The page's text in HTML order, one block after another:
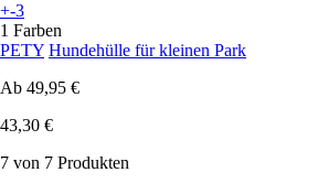
+-3
1 Farben
PETY Hundehülle für kleinen Park
Ab 49,95 €
43,30 €
7 von 7 Produkten